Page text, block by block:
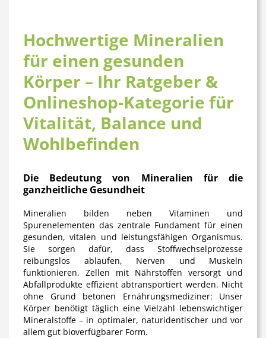
Hochwertige Mineralien
für einen gesunden
Körper – Ihr Ratgeber &
Onlineshop-Kategorie für
Vitalität, Balance und
Wohlbefinden
Die Bedeutung von Mineralien für die
ganzheitliche Gesundheit
Mineralien bilden neben Vitaminen und
Spurenelementen das zentrale Fundament für einen
gesunden, vitalen und leistungsfähigen Organismus.
Sie sorgen dafür, dass Stoffwechselprozesse
reibungslos ablaufen, Nerven und Muskeln
funktionieren, Zellen mit Nährstoffen versorgt und
Abfallprodukte effizient abtransportiert werden. Nicht
ohne Grund betonen Ernährungsmediziner: Unser
Körper benötigt täglich eine Vielzahl lebenswichtiger
Mineralstoffe – in optimaler, naturidentischer und vor
allem gut bioverfügbarer Form.